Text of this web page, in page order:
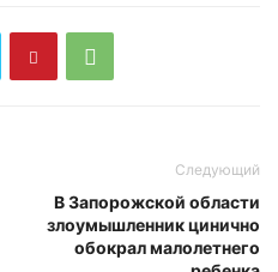
Следующий
В Запорожской области
злоумышленник цинично
обокрал малолетнего